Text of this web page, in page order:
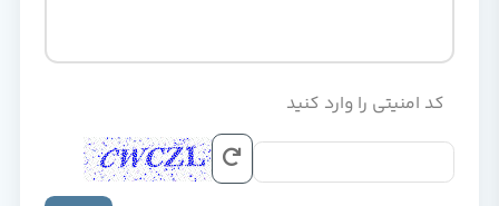
کد امنیتی را وارد کنید